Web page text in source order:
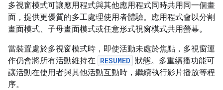
多視窗模式可讓應用程式與其他應用程式同時共用同一個畫
面，提供更優質的多工處理使用者體驗。應用程式會以分割
畫面模式、子母畫面模式或任意形式視窗模式共用螢幕。
當裝置處於多視窗模式時，即使活動未處於焦點，多視窗運
作仍會將所有活動維持在 RESUMED 狀態。多重續播功能可
讓活動在使用者與其他活動互動時，繼續執行影片播放等程
序。